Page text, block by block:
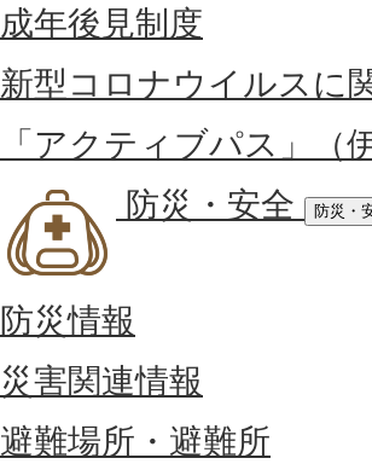
成年後見制度
新型コロナウイルスに
「アクティブパス」（
防災・安全
防災・
防災情報
災害関連情報
避難場所・避難所